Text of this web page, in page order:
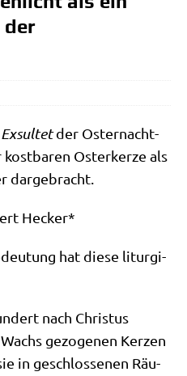
der
Exsul­tetder Oster­nacht­
Oster­ker­ze als
dargebracht.
Hecker*
hat die­se lit­ur­gi­
nach Chri­stus
gezo­ge­nen Ker­zen
in geschlos­se­nen Räu­